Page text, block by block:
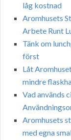
låg kostnad
Aromhusets
Arbete Runt
Tänk om
först
Låt
mindre
Vad används
Aromhusets
med egna